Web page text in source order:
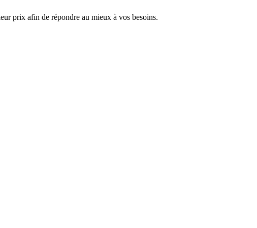
prix afin de répondre au mieux à vos besoins.